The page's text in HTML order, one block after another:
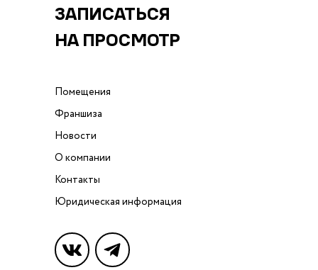
ЗАПИСАТЬСЯ
НА ПРОСМОТР
Помещения
Франшиза
Новости
О компании
Контакты
Юридическая информация